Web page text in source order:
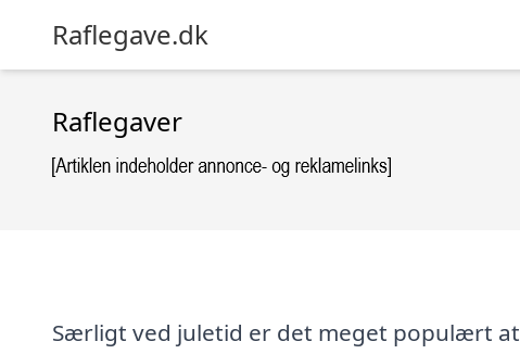
Raflegave.dk
Raflegaver
Særligt ved juletid er det meget populært at